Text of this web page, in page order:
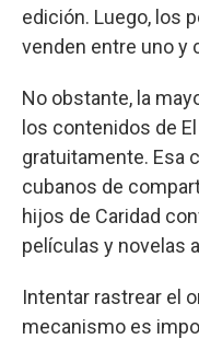
edición. Luego, los
venden entre uno y
No obstante, la
los contenidos de
gratuitamente. Esa
cubanos de
hijos de Caridad
películas y novelas
Intentar rastrear el
mecanismo es